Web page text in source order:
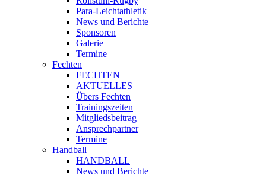
Para-Leichtathletik
News und Berichte
Sponsoren
Galerie
Termine
Fechten
FECHTEN
AKTUELLES
Übers Fechten
Trainingszeiten
Mitgliedsbeitrag
Ansprechpartner
Termine
Handball
HANDBALL
News und Berichte